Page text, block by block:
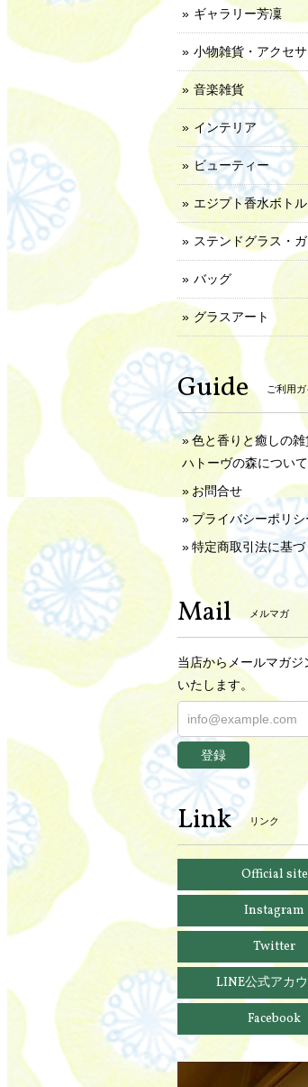
ギャラリー芳凜
小物雑貨・アクセ
音楽雑貨
インテリア
ビューティー
エジプト香水ボトル
ステンドグラス・
バッグ
グラスアート
Guide ご利用ガ
色と香りと癒しの
ハトーヴの森について
お問合せ
プライバシーポリシ
特定商取引法に基
Mail メルマガ
当店からメールマガジ
いたします。
登録
Link リンク
Official site
Instagram
Twitter
LINE公式アカ
Facebook